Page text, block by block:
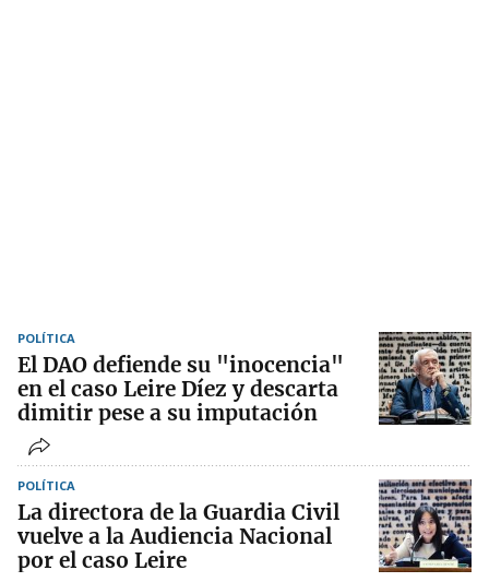
POLÍTICA
El DAO defiende su "inocencia"
en el caso Leire Díez y descarta
dimitir pese a su imputación
POLÍTICA
La directora de la Guardia Civil
vuelve a la Audiencia Nacional
por el caso Leire